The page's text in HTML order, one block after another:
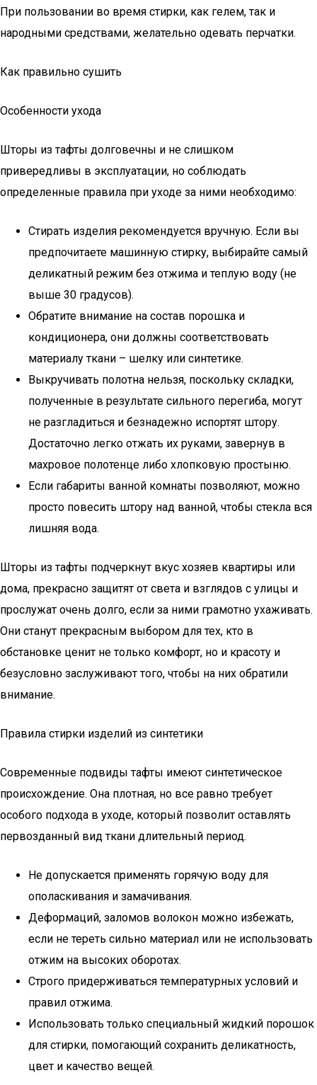
При пользовании во время стирки, как гелем, так и
народными средствами, желательно одевать перчатки.
Как правильно сушить
Особенности ухода
Шторы из тафты долговечны и не слишком
привередливы в эксплуатации, но соблюдать
определенные правила при уходе за ними необходимо:
Стирать изделия рекомендуется вручную. Если вы
предпочитаете машинную стирку, выбирайте самый
деликатный режим без отжима и теплую воду (не
выше 30 градусов).
Обратите внимание на состав порошка и
кондиционера, они должны соответствовать
материалу ткани – шелку или синтетике.
Выкручивать полотна нельзя, поскольку складки,
полученные в результате сильного перегиба, могут
не разгладиться и безнадежно испортят штору.
Достаточно легко отжать их руками, завернув в
махровое полотенце либо хлопковую простыню.
Если габариты ванной комнаты позволяют, можно
просто повесить штору над ванной, чтобы стекла вся
лишняя вода.
Шторы из тафты подчеркнут вкус хозяев квартиры или
дома, прекрасно защитят от света и взглядов с улицы и
прослужат очень долго, если за ними грамотно ухаживать.
Они станут прекрасным выбором для тех, кто в
обстановке ценит не только комфорт, но и красоту и
безусловно заслуживают того, чтобы на них обратили
внимание.
Правила стирки изделий из синтетики
Современные подвиды тафты имеют синтетическое
происхождение. Она плотная, но все равно требует
особого подхода в уходе, который позволит оставлять
первозданный вид ткани длительный период.
Не допускается применять горячую воду для
ополаскивания и замачивания.
Деформаций, заломов волокон можно избежать,
если не тереть сильно материал или не использовать
отжим на высоких оборотах.
Строго придерживаться температурных условий и
правил отжима.
Использовать только специальный жидкий порошок
для стирки, помогающий сохранить деликатность,
цвет и качество вещей.